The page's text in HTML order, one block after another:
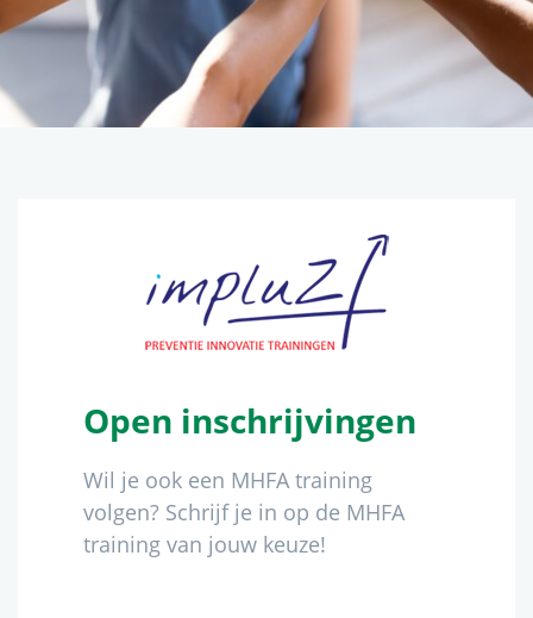
Open inschrijvingen
Wil je ook een MHFA training
volgen? Schrijf je in op de MHFA
training van jouw keuze!